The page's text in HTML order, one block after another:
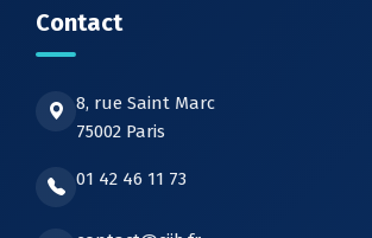
Contact
8, rue Saint Marc
75002 Paris
01 42 46 11 73